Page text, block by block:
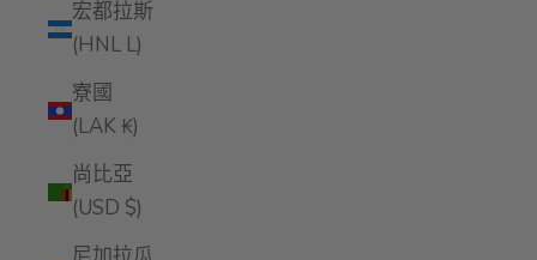
宏都拉斯
(HNL L)
寮國
(LAK ₭)
尚比亞
(USD $)